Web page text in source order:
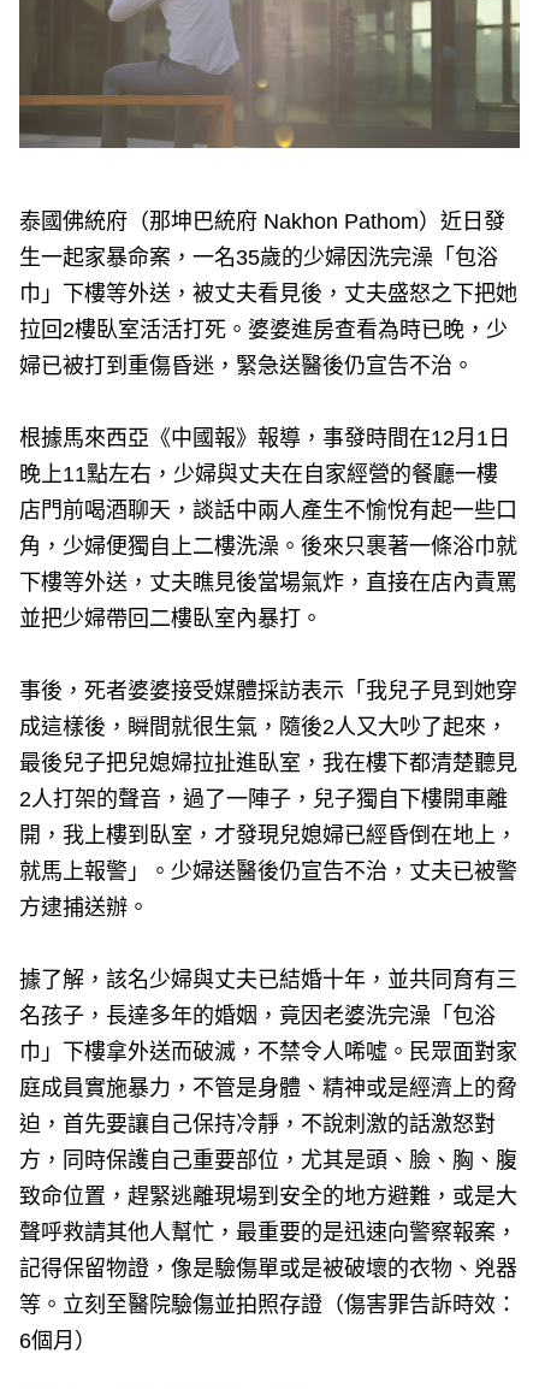
泰國佛統府（那坤巴統府 Nakhon Pathom）近日發
生一起家暴命案，一名35歲的少婦因洗完澡「包浴
巾」下樓等外送，被丈夫看見後，丈夫盛怒之下把她
拉回2樓臥室活活打死。婆婆進房查看為時已晚，少
婦已被打到重傷昏迷，緊急送醫後仍宣告不治。
根據馬來西亞《中國報》報導，事發時間在12月1日
晚上11點左右，少婦與丈夫在自家經營的餐廳一樓
店門前喝酒聊天，談話中兩人產生不愉悅有起一些口
角，少婦便獨自上二樓洗澡。後來只裹著一條浴巾就
下樓等外送，丈夫瞧見後當場氣炸，直接在店內責罵
並把少婦帶回二樓臥室內暴打。
事後，死者婆婆接受媒體採訪表示「我兒子見到她穿
成這樣後，瞬間就很生氣，隨後2人又大吵了起來，
最後兒子把兒媳婦拉扯進臥室，我在樓下都清楚聽見
2人打架的聲音，過了一陣子，兒子獨自下樓開車離
開，我上樓到臥室，才發現兒媳婦已經昏倒在地上，
就馬上報警」。少婦送醫後仍宣告不治，丈夫已被警
方逮捕送辦。
據了解，該名少婦與丈夫已結婚十年，並共同育有三
名孩子，長達多年的婚姻，竟因老婆洗完澡「包浴
巾」下樓拿外送而破滅，不禁令人唏噓。民眾面對家
庭成員實施暴力，不管是身體、精神或是經濟上的脅
迫，首先要讓自己保持冷靜，不說刺激的話激怒對
方，同時保護自己重要部位，尤其是頭、臉、胸、腹
致命位置，趕緊逃離現場到安全的地方避難，或是大
聲呼救請其他人幫忙，最重要的是迅速向警察報案，
記得保留物證，像是驗傷單或是被破壞的衣物、兇器
等。立刻至醫院驗傷並拍照存證（傷害罪告訴時效：
6個月）